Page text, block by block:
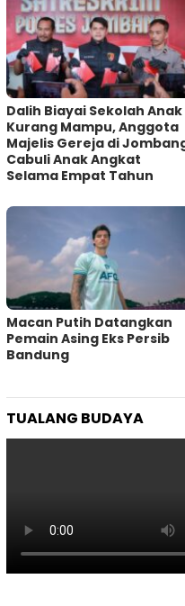
Dalih Biayai Sekolah Anak
Kurang Mampu, Anggota
Majelis Gereja di
Cabuli Anak Angkat
Selama Empat Tahun
Macan Putih Datangkan
Pemain Asing Eks Persib
Bandung
TUALANG BUDAYA